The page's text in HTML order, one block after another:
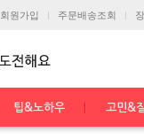
회원가입 주문배송조회
팁&노하우 고민&